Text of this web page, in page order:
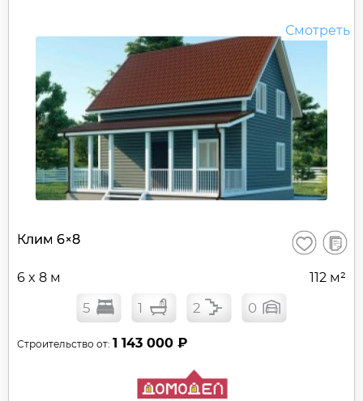
Смотреть
Клим 6×8 Сохранить
В
6 x 8 м 112 м²
5 1 2 0
Строительство от: 1 143 000 ₽